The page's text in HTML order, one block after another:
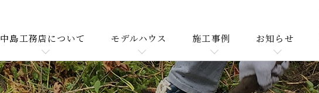
中島工務店について モデルハウス 施工事例 お知らせ